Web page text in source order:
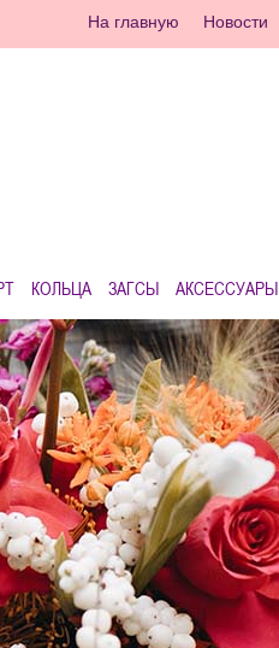
На главную Новости
КОЛЬЦА ЗАГСЫ АКСЕССУАРЫ